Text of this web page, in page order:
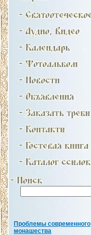
Проблемы современного
монашества